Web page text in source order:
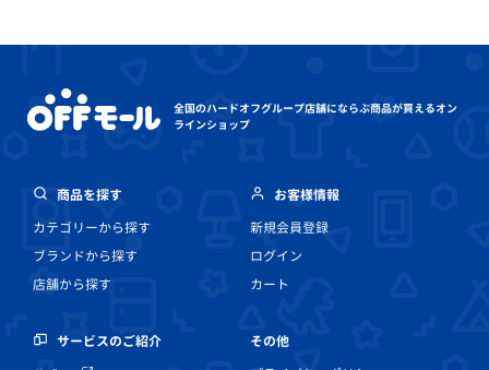
全国のハードオフグループ店舗にならぶ商品が買えるオン
ラインショップ
商品を探す
カテゴリーから探す
ブランドから探す
店舗から探す
お客様情報
新規会員登録
ログイン
カート
サービスのご紹介
その他